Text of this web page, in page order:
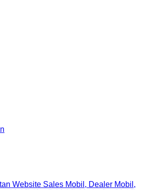
Website Sales Mobil, Dealer Mobil,